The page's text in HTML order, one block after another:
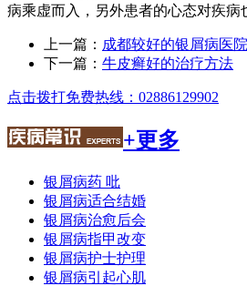
病乘虚而入，另外患者的心态对疾病
上一篇： 成都较好的银屑病医院
下一篇： 牛皮癣好的治疗方法
点击拨打免费热线：02886129902
+更多
银屑病药 吡
银屑病适合结婚
银屑病治愈后会
银屑病指甲改变
银屑病护士护理
银屑病引起心肌